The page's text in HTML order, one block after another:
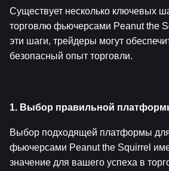
Существует несколько ключевых
торговлю фьючерсами Peanut the
эти шаги, трейдеры могут
безопасный опыт торговли.
1. Выбор правильной
Выбор подходящей платформы для
фьючерсами Peanut the Squirrel
значение для вашего успеха в